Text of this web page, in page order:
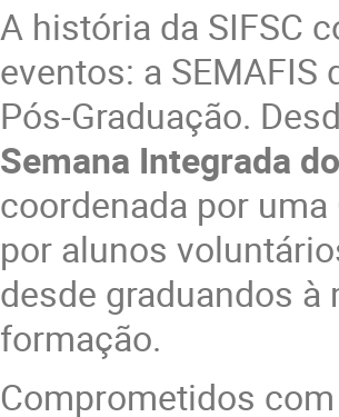
A história da SIFSC
eventos: a
Pós-Graduação.
Semana Integrada
coordenada por
por alunos
desde graduandos
formação.
Comprometidos